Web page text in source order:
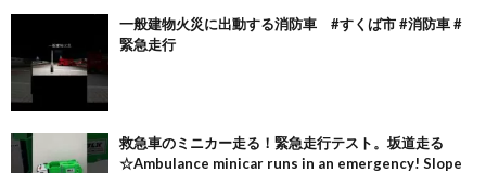
一般建物火災に出動する消防車 #すくば市 #消防車 #
緊急走行
救急車のミニカー走る！緊急走行テスト。坂道走る
☆Ambulance minicar runs in an emergency! Slope